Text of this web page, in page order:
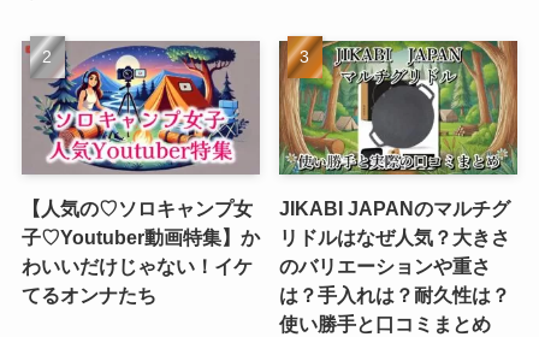
【人気の♡ソロキャンプ女
子♡Youtuber動画特集】か
わいいだけじゃない！イケ
てるオンナたち
JIKABI JAPANのマルチグ
リドルはなぜ人気？大きさ
のバリエーションや重さ
は？手入れは？耐久性は？
使い勝手と口コミまとめ